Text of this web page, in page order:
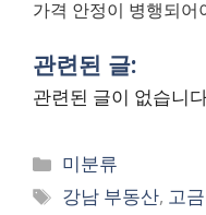
가격 안정이 병행되어
관련된 글:
관련된 글이 없습니
Categories
미분류
Tags
강남 부동산, 고